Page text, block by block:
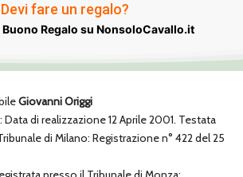
Devi fare un regalo?
Regalo su NonsoloCavallo.it
Giovanni Origgi
: Data di realizzazione 12 Aprile 2001. Testata
di Milano: Registrazione n° 422 del 25